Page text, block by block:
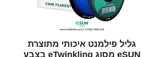
תצוגה מהירה
גליל פילמנט איכותי מתוצרת
eSUN מסוג eTwinkling בצבע